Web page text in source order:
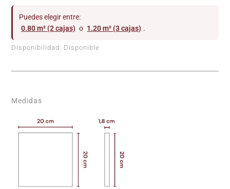
Puedes elegir entre:
0.80 m² (2 cajas) o 1.20 m² (3 cajas) .
Disponibilidad: Disponible
Medidas